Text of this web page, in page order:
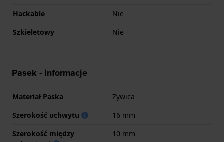
Hackable
Nie
Szkieletowy
Nie
Pasek - informacje
Materiał Paska
Żywica
Szerokość uchwytu
16 mm
Szerokość między
10 mm